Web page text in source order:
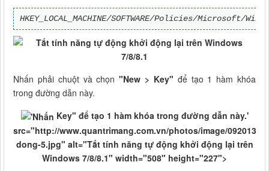
HKEY_LOCAL_MACHINE/SOFTWARE/Policies/Microsoft/
Nhấn phải chuột và chọn"New > Key" để tạo 1 hàm khóa
trong đường dẫn này.
Key" để tạo 1 hàm khóa trong đường dẫn này.'
src="http://www.quantrimang.com.vn/photos/image/092013/
dong-5.jpg" alt="Tắt tính năng tự động khởi động lại trên
Windows 7/8/8.1" width="508" height="227">